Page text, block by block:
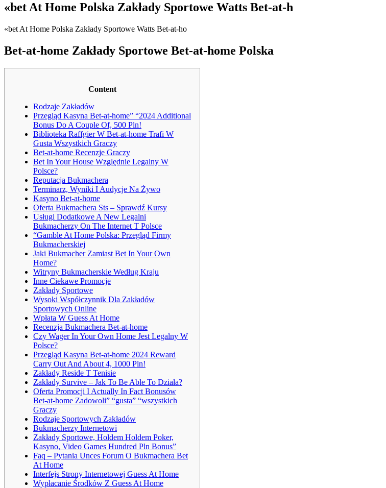
«bet At Home Polska Zakłady Sportowe Watts Bet-at-h
«bet At Home Polska Zakłady Sportowe Watts Bet-at-ho
Bet-at-home Zakłady Sportowe Bet-at-home Polska
Content
Rodzaje Zakładów
Przegląd Kasyna Bet-at-home” “2024 Additional
Bonus Do A Couple Of, 500 Pln!
Biblioteka Raffgier W Bet-at-home Trafi W
Gusta Wszystkich Graczy
Bet-at-home Recenzje Graczy
Bet In Your House Względnie Legalny W
Polsce?
Reputacja Bukmachera
Terminarz, Wyniki I Audycje Na Żywo
Kasyno Bet-at-home
Oferta Bukmachera Sts – Sprawdź Kursy
Usługi Dodatkowe A New Legalni
Bukmacherzy On The Internet T Polsce
“Gamble At Home Polska: Przegląd Firmy
Bukmacherskiej
Jaki Bukmacher Zamiast Bet In Your Own
Home?
Witryny Bukmacherskie Według Kraju
Inne Ciekawe Promocje
Zakłady Sportowe
Wysoki Współczynnik Dla Zakładów
Sportowych Online
Wpłata W Guess At Home
Recenzja Bukmacherа Bet-at-home
Czy Wager In Your Own Home Jest Legalny W
Polsce?
Przegląd Kasyna Bet-at-home 2024 Reward
Carry Out And About 4, 1000 Pln!
Zakłady Reside T Tenisie
Zakłady Survive – Jak To Be Able To Działa?
Oferta Promocji I Actually In Fact Bonusów
Bet-at-home Zadowoli” “gusta” “wszystkich
Graczy
Rodzaje Sportowych Zakładów
Bukmacherzy Internetowi
Zakłady Sportowe, Holdem Holdem Poker,
Kasyno, Video Games Hundred Pln Bonus”
Faq – Pytania Unces Forum O Bukmachera Bet
At Home
Interfejs Strony Internetowej Guess At Home
Wypłacanie Środków Z Guess At Home